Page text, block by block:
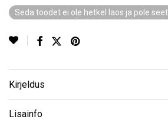
Seda toodet ei ole hetkel laos ja pole
Kirjeldus
Lisainfo